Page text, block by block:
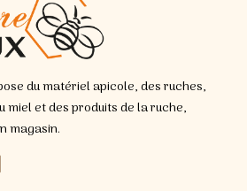
du matériel apicole, des ruches,
miel et des produits de la ruche,
magasin.